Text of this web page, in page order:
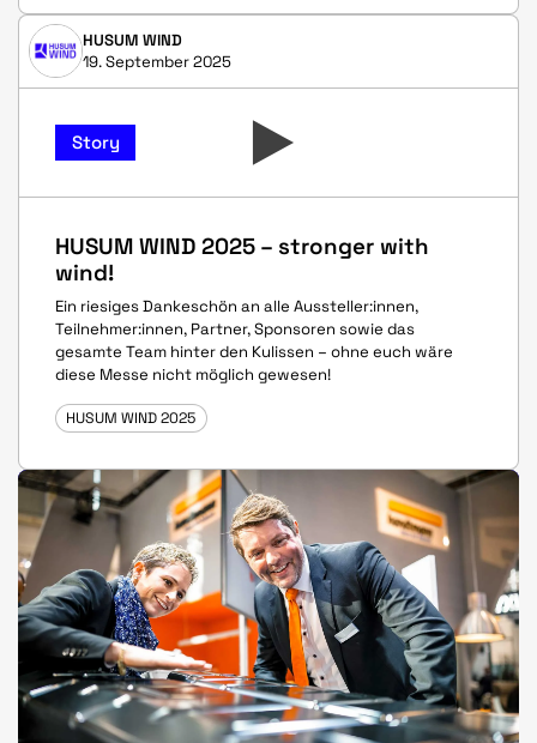
HUSUM WIND
19. September 2025
Story
HUSUM WIND 2025 – stronger with
wind!
Ein riesiges Dankeschön an alle Aussteller:innen,
Teilnehmer:innen, Partner, Sponsoren sowie das
gesamte Team hinter den Kulissen – ohne euch wäre
diese Messe nicht möglich gewesen!
HUSUM WIND 2025